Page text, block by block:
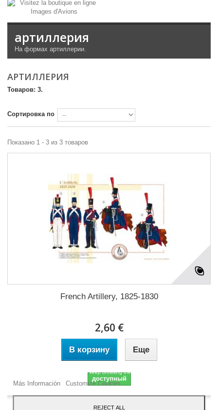
артиллерия
На формах артиллерии.
АРТИЛЛЕРИЯ
Товаров: 3.
Сортировка по
Показано 1 - 3 из 3 товаров
French Artillery, 1825-1830
2,60 €
В корзину Еще
доступный
Добавить в избранное
you are accepting their use if you keep browsing the website.
Más Información Customize Cookies
REJECT ALL